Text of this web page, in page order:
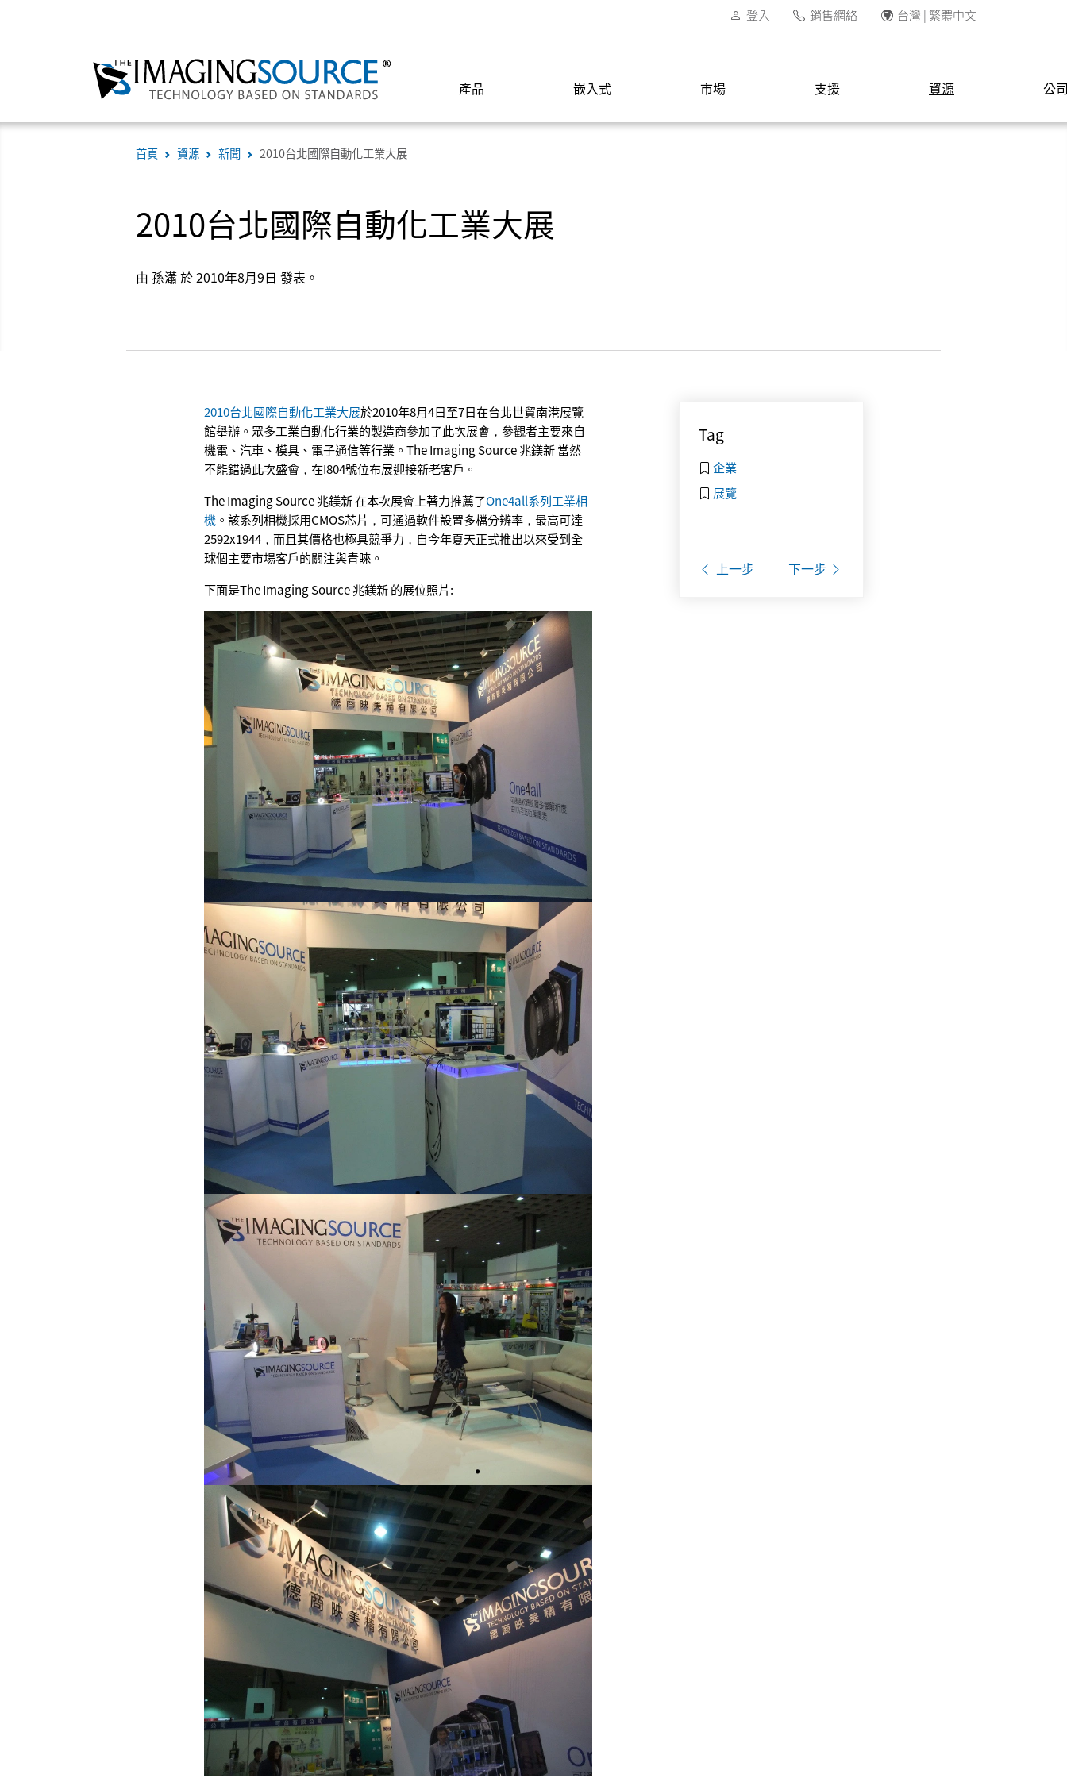
登入 銷售網絡 台灣 | 繁體中文
產品 嵌入式 市場 支援 資源 公
首頁 資源 新聞 2010台北國際自動化工業大展
2010台北國際自動化工業大展
由 孫瀟 於 2010年8月9日 發表。
2010台北國際自動化工業大展於2010年8月4日至7日在台北世貿南港展覽
館舉辦。眾多工業自動化行業的製造商參加了此次展會，參觀者主要來自
機電、汽車、模具、電子通信等行業。The Imaging Source 兆鎂新 當然
不能錯過此次盛會，在I804號位布展迎接新老客戶。
The Imaging Source 兆鎂新 在本次展會上著力推薦了One4all系列工業相
機。該系列相機採用CMOS芯片，可通過軟件設置多檔分辨率，最高可達
2592x1944，而且其價格也極具競爭力，自今年夏天正式推出以來受到全
球個主要市場客戶的關注與青睞。
下面是The Imaging Source 兆鎂新 的展位照片:
Tag
企業
展覽
上一步 下一步